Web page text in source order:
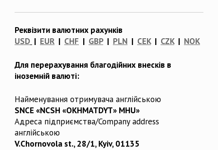
Реквізити валютних рахунків
USD | EUR | CHF | GBP| PLN | CEK| CZK| NOK
Для перерахування благодійних внесків в
іноземній валюті:
Найменування отримувача англійською
SNCE «NCSH «OKHMATDYT» MHU»
Адреса підприємства/Company address
англійською
V.Chornovola st., 28/1, Kyiv, 01135